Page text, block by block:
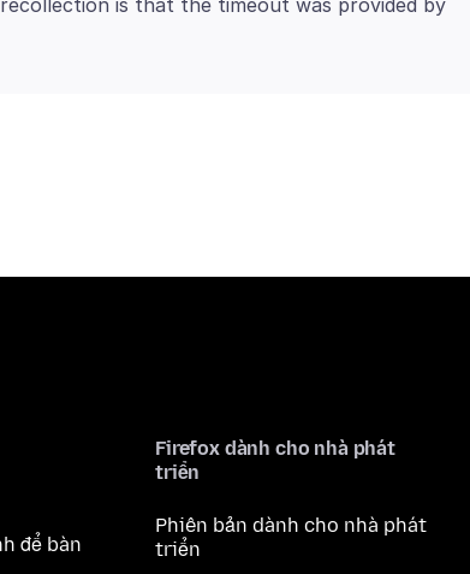
để bàn
Firefox dành cho nhà phát
triển
Phiên bản dành cho nhà phát
triển